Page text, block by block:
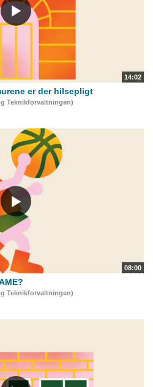
14:02
er der hilsepligt
Teknikforvaltningen)
08:00
Teknikforvaltningen)